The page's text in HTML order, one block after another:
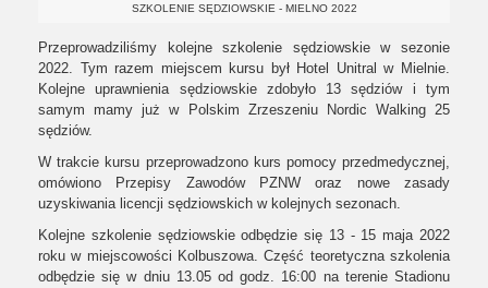
SZKOLENIE SĘDZIOWSKIE - MIELNO 2022
Przeprowadziliśmy kolejne szkolenie sędziowskie w sezonie
2022. Tym razem miejscem kursu był Hotel Unitral w Mielnie.
Kolejne uprawnienia sędziowskie zdobyło 13 sędziów i tym
samym mamy już w Polskim Zrzeszeniu Nordic Walking 25
sędziów.
W trakcie kursu przeprowadzono kurs pomocy przedmedycznej,
omówiono Przepisy Zawodów PZNW oraz nowe zasady
uzyskiwania licencji sędziowskich w kolejnych sezonach.
Kolejne szkolenie sędziowskie odbędzie się 13 - 15 maja 2022
roku w miejscowości Kolbuszowa. Część teoretyczna szkolenia
odbędzie się w dniu 13.05 od godz. 16:00 na terenie Stadionu